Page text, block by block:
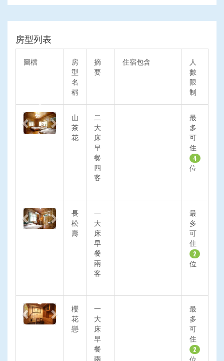
房型列表
圖檔
房
型
名
稱
摘
要
住宿包含
人
數
限
制
PreviousNext
山
茶
花
二
大
床
早
餐
四
客
最
多
可
住
4
位
PreviousNext
長
松
壽
一
大
床
早
餐
兩
客
最
多
可
住
2
位
PreviousNext
櫻
花
戀
一
大
床
早
餐
兩
最
多
可
住
2
位